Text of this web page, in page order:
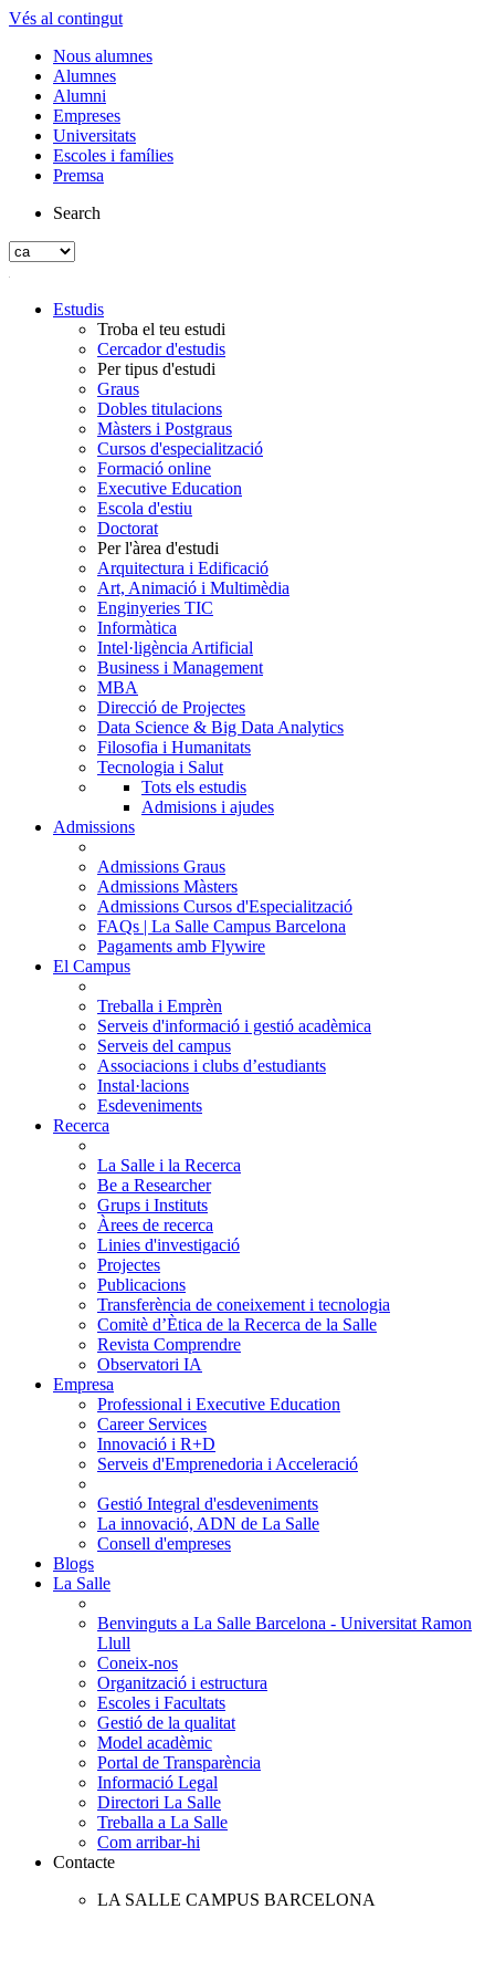
Vés al contingut
Nous alumnes
Alumnes
Alumni
Empreses
Universitats
Escoles i famílies
Premsa
Search
Estudis
Troba el teu estudi
Cercador d'estudis
Per tipus d'estudi
Graus
Dobles titulacions
Màsters i Postgraus
Cursos d'especialització
Formació online
Executive Education
Escola d'estiu
Doctorat
Per l'àrea d'estudi
Arquitectura i Edificació
Art, Animació i Multimèdia
Enginyeries TIC
Informàtica
Intel·ligència Artificial
Business i Management
MBA
Direcció de Projectes
Data Science & Big Data Analytics
Filosofia i Humanitats
Tecnologia i Salut
Tots els estudis
Admisions i ajudes
Admissions
Admissions Graus
Admissions Màsters
Admissions Cursos d'Especialització
FAQs | La Salle Campus Barcelona
Pagaments amb Flywire
El Campus
Treballa i Emprèn
Serveis d'informació i gestió acadèmica
Serveis del campus
Associacions i clubs d’estudiants
Instal·lacions
Esdeveniments
Recerca
La Salle i la Recerca
Be a Researcher
Grups i Instituts
Àrees de recerca
Linies d'investigació
Projectes
Publicacions
Transferència de coneixement i tecnologia
Comitè d’Ètica de la Recerca de la Salle
Revista Comprendre
Observatori IA
Empresa
Professional i Executive Education
Career Services
Innovació i R+D
Serveis d'Emprenedoria i Acceleració
Gestió Integral d'esdeveniments
La innovació, ADN de La Salle
Consell d'empreses
Blogs
La Salle
Benvinguts a La Salle Barcelona - Universitat Ramon
Llull
Coneix-nos
Organització i estructura
Escoles i Facultats
Gestió de la qualitat
Model acadèmic
Portal de Transparència
Informació Legal
Directori La Salle
Treballa a La Salle
Com arribar-hi
Contacte
LA SALLE CAMPUS BARCELONA